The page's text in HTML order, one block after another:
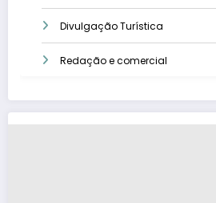
Divulgação Turística
Redação e comercial